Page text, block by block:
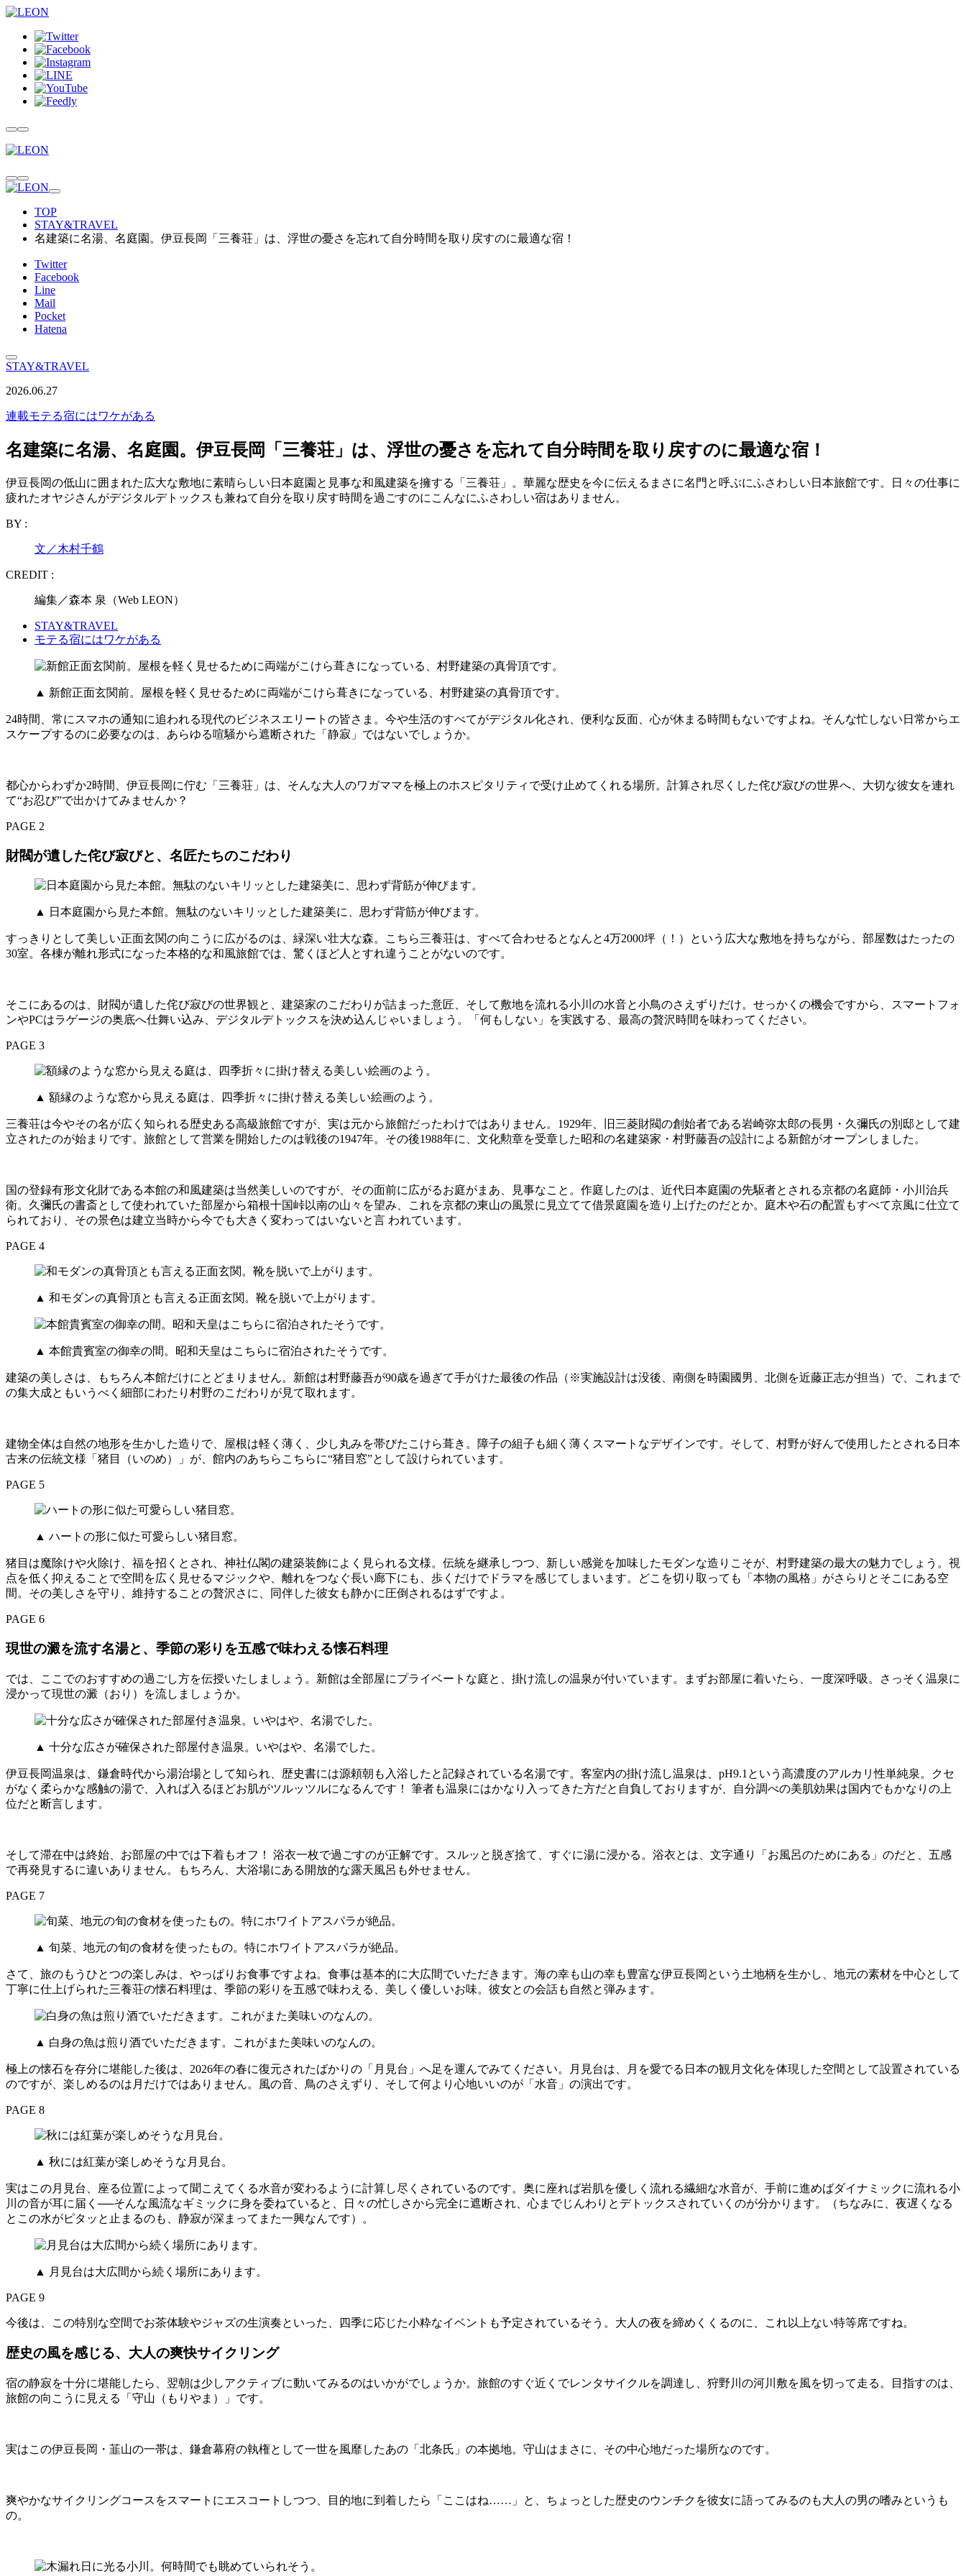
TOP
STAY&TRAVEL
名建築に名湯、名庭園。伊豆長岡「三養荘」は、浮世の憂さを忘れて自分時間を取り戻すのに最適な宿！
Twitter
Facebook
Line
Mail
Pocket
Hatena
STAY&TRAVEL
2026.06.27
連載モテる宿にはワケがある
名建築に名湯、名庭園。伊豆長岡「三養荘」は、浮世の憂さを忘れて自分時間を取り戻すのに最適な宿！
伊豆長岡の低山に囲まれた広大な敷地に素晴らしい日本庭園と見事な和風建築を擁する「三養荘」。華麗な歴史を今に伝えるまさに名門と呼ぶにふさわしい日本旅館です。日々の仕事に
疲れたオヤジさんがデジタルデトックスも兼ねて自分を取り戻す時間を過ごすのにこんなにふさわしい宿はありません。
BY :
文／木村千鶴
CREDIT :
編集／森本 泉（Web LEON）
STAY&TRAVEL
モテる宿にはワケがある
▲ 新館正面玄関前。屋根を軽く見せるために両端がこけら葺きになっている、村野建築の真骨頂です。
24時間、常にスマホの通知に追われる現代のビジネスエリートの皆さま。今や生活のすべてがデジタル化され、便利な反面、心が休まる時間もないですよね。そんな忙しない日常からエ
スケープするのに必要なのは、あらゆる喧騒から遮断された「静寂」ではないでしょうか。
都心からわずか2時間、伊豆長岡に佇む「三養荘」は、そんな大人のワガママを極上のホスピタリティで受け止めてくれる場所。計算され尽くした侘び寂びの世界へ、大切な彼女を連れ
て“お忍び”で出かけてみませんか？
PAGE 2
財閥が遺した侘び寂びと、名匠たちのこだわり
▲ 日本庭園から見た本館。無駄のないキリッとした建築美に、思わず背筋が伸びます。
すっきりとして美しい正面玄関の向こうに広がるのは、緑深い壮大な森。こちら三養荘は、すべて合わせるとなんと4万2000坪（！）という広大な敷地を持ちながら、部屋数はたったの
30室。各棟が離れ形式になった本格的な和風旅館では、驚くほど人とすれ違うことがないのです。
そこにあるのは、財閥が遺した侘び寂びの世界観と、建築家のこだわりが詰まった意匠、そして敷地を流れる小川の水音と小鳥のさえずりだけ。せっかくの機会ですから、スマートフォ
ンやPCはラゲージの奥底へ仕舞い込み、デジタルデトックスを決め込んじゃいましょう。「何もしない」を実践する、最高の贅沢時間を味わってください。
PAGE 3
▲ 額縁のような窓から見える庭は、四季折々に掛け替える美しい絵画のよう。
三養荘は今やその名が広く知られる歴史ある高級旅館ですが、実は元から旅館だったわけではありません。1929年、旧三菱財閥の創始者である岩崎弥太郎の長男・久彌氏の別邸として建
立されたのが始まりです。旅館として営業を開始したのは戦後の1947年。その後1988年に、文化勲章を受章した昭和の名建築家・村野藤吾の設計による新館がオープンしました。
国の登録有形文化財である本館の和風建築は当然美しいのですが、その面前に広がるお庭がまあ、見事なこと。作庭したのは、近代日本庭園の先駆者とされる京都の名庭師・小川治兵
衛。久彌氏の書斎として使われていた部屋から箱根十国峠以南の山々を望み、これを京都の東山の風景に見立てて借景庭園を造り上げたのだとか。庭木や石の配置もすべて京風に仕立て
られており、その景色は建立当時から今でも大きく変わってはいないと言 われています。
PAGE 4
▲ 和モダンの真骨頂とも言える正面玄関。靴を脱いで上がります。
▲ 本館貴賓室の御幸の間。昭和天皇はこちらに宿泊されたそうです。
建築の美しさは、もちろん本館だけにとどまりません。新館は村野藤吾が90歳を過ぎて手がけた最後の作品（※実施設計は没後、南側を時園國男、北側を近藤正志が担当）で、これまで
の集大成ともいうべく細部にわたり村野のこだわりが見て取れます。
建物全体は自然の地形を生かした造りで、屋根は軽く薄く、少し丸みを帯びたこけら葺き。障子の組子も細く薄くスマートなデザインです。そして、村野が好んで使用したとされる日本
古来の伝統文様「猪目（いのめ）」が、館内のあちらこちらに“猪目窓”として設けられています。
PAGE 5
▲ ハートの形に似た可愛らしい猪目窓。
猪目は魔除けや火除け、福を招くとされ、神社仏閣の建築装飾によく見られる文様。伝統を継承しつつ、新しい感覚を加味したモダンな造りこそが、村野建築の最大の魅力でしょう。視
点を低く抑えることで空間を広く見せるマジックや、離れをつなぐ長い廊下にも、歩くだけでドラマを感じてしまいます。どこを切り取っても「本物の風格」がさらりとそこにある空
間。その美しさを守り、維持することの贅沢さに、同伴した彼女も静かに圧倒されるはずですよ。
PAGE 6
現世の澱を流す名湯と、季節の彩りを五感で味わえる懐石料理
では、ここでのおすすめの過ごし方を伝授いたしましょう。新館は全部屋にプライベートな庭と、掛け流しの温泉が付いています。まずお部屋に着いたら、一度深呼吸。さっそく温泉に
浸かって現世の澱（おり）を流しましょうか。
▲ 十分な広さが確保された部屋付き温泉。いやはや、名湯でした。
伊豆長岡温泉は、鎌倉時代から湯治場として知られ、歴史書には源頼朝も入浴したと記録されている名湯です。客室内の掛け流し温泉は、pH9.1という高濃度のアルカリ性単純泉。クセ
がなく柔らかな感触の湯で、入れば入るほどお肌がツルッツルになるんです！ 筆者も温泉にはかなり入ってきた方だと自負しておりますが、自分調べの美肌効果は国内でもかなりの上
位だと断言します。
そして滞在中は終始、お部屋の中では下着もオフ！ 浴衣一枚で過ごすのが正解です。スルッと脱ぎ捨て、すぐに湯に浸かる。浴衣とは、文字通り「お風呂のためにある」のだと、五感
で再発見するに違いありません。もちろん、大浴場にある開放的な露天風呂も外せません。
PAGE 7
▲ 旬菜、地元の旬の食材を使ったもの。特にホワイトアスパラが絶品。
さて、旅のもうひとつの楽しみは、やっぱりお食事ですよね。食事は基本的に大広間でいただきます。海の幸も山の幸も豊富な伊豆長岡という土地柄を生かし、地元の素材を中心として
丁寧に仕上げられた三養荘の懐石料理は、季節の彩りを五感で味わえる、美しく優しいお味。彼女との会話も自然と弾みます。
▲ 白身の魚は煎り酒でいただきます。これがまた美味いのなんの。
極上の懐石を存分に堪能した後は、2026年の春に復元されたばかりの「月見台」へ足を運んでみてください。月見台は、月を愛でる日本の観月文化を体現した空間として設置されている
のですが、楽しめるのは月だけではありません。風の音、鳥のさえずり、そして何より心地いいのが「水音」の演出です。
PAGE 8
▲ 秋には紅葉が楽しめそうな月見台。
実はこの月見台、座る位置によって聞こえてくる水音が変わるように計算し尽くされているのです。奥に座れば岩肌を優しく流れる繊細な水音が、手前に進めばダイナミックに流れる小
川の音が耳に届く──そんな風流なギミックに身を委ねていると、日々の忙しさから完全に遮断され、心までじんわりとデトックスされていくのが分かります。（ちなみに、夜遅くなる
とこの水がピタッと止まるのも、静寂が深まってまた一興なんです）。
▲ 月見台は大広間から続く場所にあります。
PAGE 9
今後は、この特別な空間でお茶体験やジャズの生演奏といった、四季に応じた小粋なイベントも予定されているそう。大人の夜を締めくくるのに、これ以上ない特等席ですね。
歴史の風を感じる、大人の爽快サイクリング
宿の静寂を十分に堪能したら、翌朝は少しアクティブに動いてみるのはいかがでしょうか。旅館のすぐ近くでレンタサイクルを調達し、狩野川の河川敷を風を切って走る。目指すのは、
旅館の向こうに見える「守山（もりやま）」です。
実はこの伊豆長岡・韮山の一帯は、鎌倉幕府の執権として一世を風靡したあの「北条氏」の本拠地。守山はまさに、その中心地だった場所なのです。
爽やかなサイクリングコースをスマートにエスコートしつつ、目的地に到着したら「ここはね……」と、ちょっとした歴史のウンチクを彼女に語ってみるのも大人の男の嗜みというも
の。